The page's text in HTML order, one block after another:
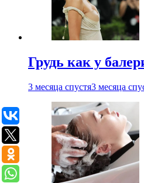
Грудь как у
3 месяца спустя3 месяца